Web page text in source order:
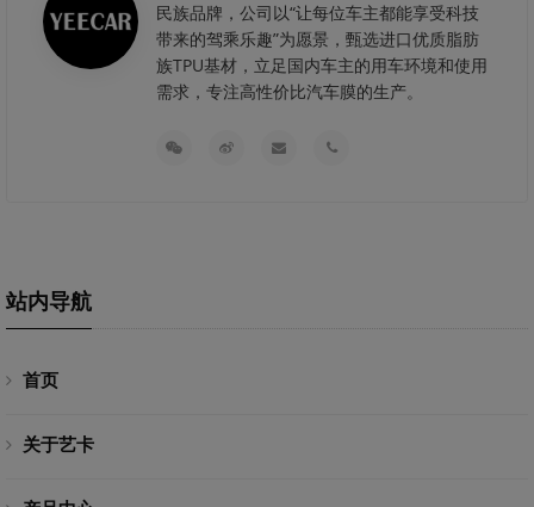
民族品牌，公司以“让每位车主都能享受科技
带来的驾乘乐趣”为愿景，甄选进口优质脂肪
族TPU基材，立足国内车主的用车环境和使用
需求，专注高性价比汽车膜的生产。
站内导航
首页
关于艺卡